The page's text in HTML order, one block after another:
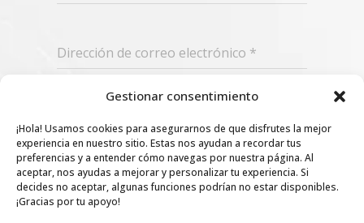
Gestionar consentimiento
¡Hola! Usamos cookies para asegurarnos de que disfrutes la mejor
experiencia en nuestro sitio. Estas nos ayudan a recordar tus
preferencias y a entender cómo navegas por nuestra página. Al
aceptar, nos ayudas a mejorar y personalizar tu experiencia. Si
decides no aceptar, algunas funciones podrían no estar disponibles.
¡Gracias por tu apoyo!
Dirección de correo electrónico *
Suscribir